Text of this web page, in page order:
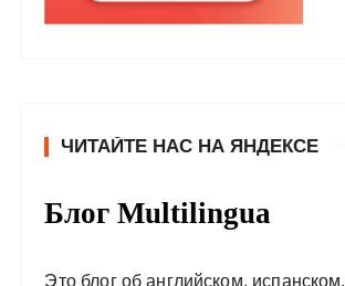
ЧИТАЙТЕ НАС НА ЯНДЕКСЕ
Блог Multilingua
Это блог об английском, испанском,